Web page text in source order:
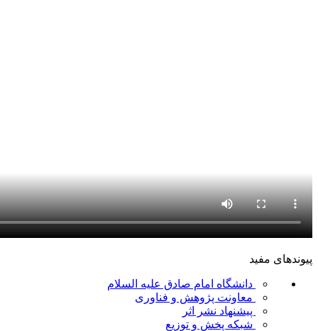
پیوندهای مفید
دانشگاه امام صادق علیه السلام
معاونت پژوهش و فناوری
پیشنهاد نشر اثر
شبکه پخش و توزیع